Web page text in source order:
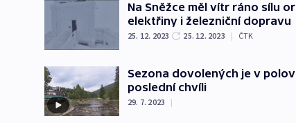
Na Sněžce měl vítr ráno sílu
elektřiny i železniční dopravu
25. 12. 2023 25. 12. 2023 | ČTK
Sezona dovolených je v
poslední chvíli
29. 7. 2023 |